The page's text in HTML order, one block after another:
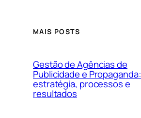
MAIS POSTS
Gestão de Agências de
Publicidade e Propaganda:
estratégia, processos e
resultados